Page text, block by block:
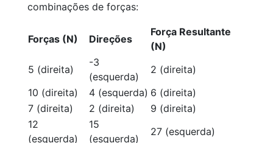
combinações de forças:
Forças (N) Direções
Força Resultante
(N)
5 (direita)
-3
(esquerda)
2 (direita)
10 (direita)
4 (esquerda) 6 (direita)
7 (direita)
2 (direita)
9 (direita)
12
(esquerda)
15
(esquerda)
27 (esquerda)